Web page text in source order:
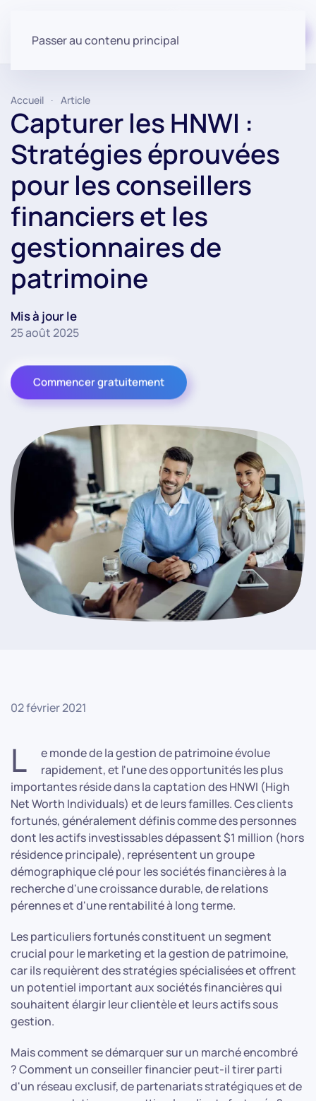
Passer au contenu principal
Accueil Article
Capturer les HNWI :
Stratégies éprouvées
pour les conseillers
financiers et les
gestionnaires de
patrimoine
Mis à jour le
25 août 2025
Commencer gratuitement
02 février 2021
L
e monde de la gestion de patrimoine évolue
rapidement, et l'une des opportunités les plus
importantes réside dans la captation des HNWI (High
Net Worth Individuals) et de leurs familles. Ces clients
fortunés, généralement définis comme des personnes
dont les actifs investissables dépassent $1 million (hors
résidence principale), représentent un groupe
démographique clé pour les sociétés financières à la
recherche d'une croissance durable, de relations
pérennes et d'une rentabilité à long terme.
Les particuliers fortunés constituent un segment
crucial pour le marketing et la gestion de patrimoine,
car ils requièrent des stratégies spécialisées et offrent
un potentiel important aux sociétés financières qui
souhaitent élargir leur clientèle et leurs actifs sous
gestion.
Mais comment se démarquer sur un marché encombré
? Comment un conseiller financier peut-il tirer parti
d'un réseau exclusif, de partenariats stratégiques et de